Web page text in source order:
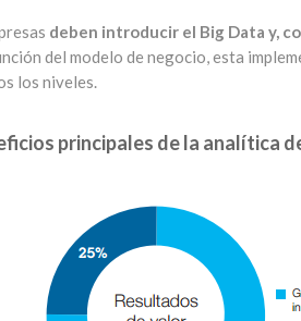
deben introducir el Big Data y,
del modelo de negocio, esta
los niveles.
principales de la analítica